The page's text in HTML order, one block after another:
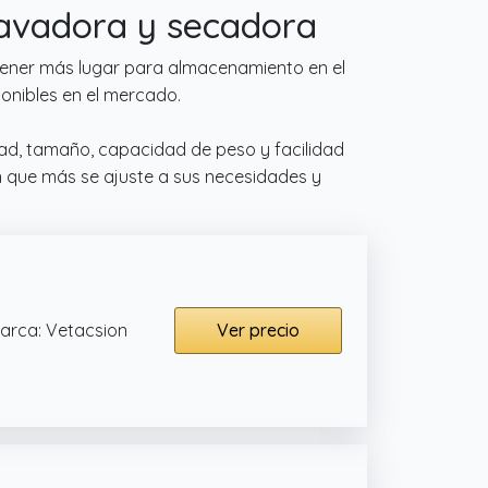
y secadora
más lugar para almacenamiento en el
en el mercado.
tamaño, capacidad de peso y facilidad
más se ajuste a sus necesidades y
Vetacsion Ver precio